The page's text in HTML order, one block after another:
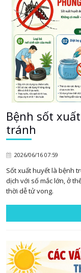
Bệnh sốt
tránh
2026/06/16 07:59
Sốt xuất huyết là bệnh
dịch với số mắc lớn, ở
thời dễ tử vong.